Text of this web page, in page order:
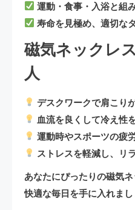
運動・食事・入浴と組
寿命を見極め、適切な
磁気ネックレ
人
デスクワークで肩こり
血流を良くして冷え性
運動時やスポーツの疲
ストレスを軽減し、リ
あなたにぴったりの磁気
快適な毎日を手に入れまし